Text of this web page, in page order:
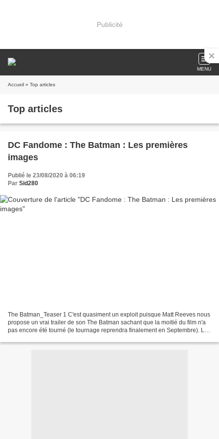
Publicité
MENU
Accueil » Top articles
Top articles
DC Fandome : The Batman : Les premières
images
Publié le 23/08/2020 à 06:19
Par Sid280
The Batman_Teaser 1 C'est quasiment un exploit puisque Matt Reeves nous
propose un vrai trailer de son The Batman sachant que la moitié du film n'a
pas encore été tourné (le tournage reprendra finalement en Septembre). La